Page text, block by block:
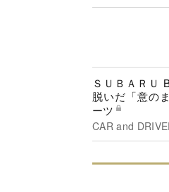
ＳＵＢＡＲＵ
脱いだ「意の
ーツ
CAR and